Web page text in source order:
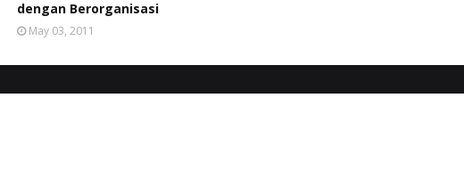
dengan Berorganisasi
May 03, 2011